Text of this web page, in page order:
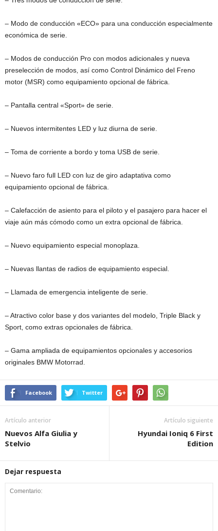
– Modo de conducción «ECO» para una conducción especialmente
económica de serie.
– Modos de conducción Pro con modos adicionales y nueva
preselección de modos, así como Control Dinámico del Freno
motor (MSR) como equipamiento opcional de fábrica.
– Pantalla central «Sport» de serie.
– Nuevos intermitentes LED y luz diurna de serie.
– Toma de corriente a bordo y toma USB de serie.
– Nuevo faro full LED con luz de giro adaptativa como
equipamiento opcional de fábrica.
– Calefacción de asiento para el piloto y el pasajero para hacer el
viaje aún más cómodo como un extra opcional de fábrica.
– Nuevo equipamiento especial monoplaza.
– Nuevas llantas de radios de equipamiento especial.
– Llamada de emergencia inteligente de serie.
– Atractivo color base y dos variantes del modelo, Triple Black y
Sport, como extras opcionales de fábrica.
– Gama ampliada de equipamientos opcionales y accesorios
originales BMW Motorrad.
Facebook Twitter
Artículo anterior
Nuevos Alfa Giulia y
Stelvio
Artículo siguiente
Hyundai Ioniq 6 First
Edition
Dejar respuesta